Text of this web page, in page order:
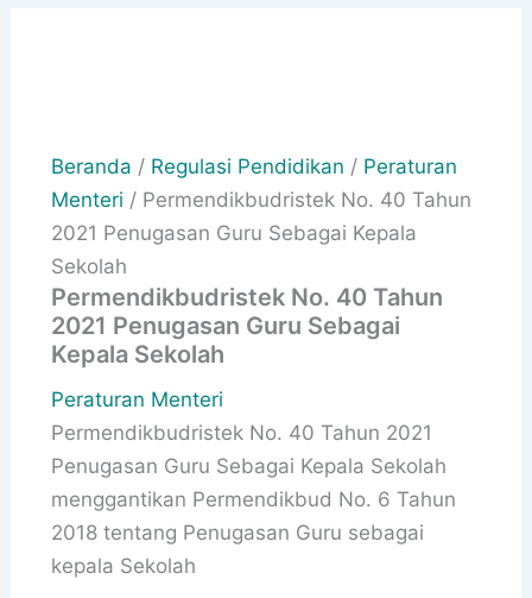
Beranda / Regulasi Pendidikan / Peraturan
Menteri / Permendikbudristek No. 40 Tahun
2021 Penugasan Guru Sebagai Kepala
Sekolah
Permendikbudristek No. 40 Tahun
2021 Penugasan Guru Sebagai
Kepala Sekolah
Peraturan Menteri
Permendikbudristek No. 40 Tahun 2021
Penugasan Guru Sebagai Kepala Sekolah
menggantikan Permendikbud No. 6 Tahun
2018 tentang Penugasan Guru sebagai
kepala Sekolah